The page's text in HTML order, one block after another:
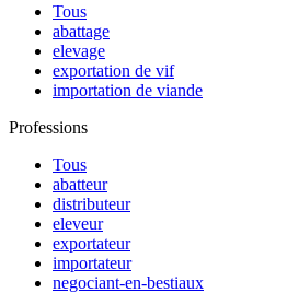
Tous
abattage
elevage
exportation de vif
importation de viande
Professions
Tous
abatteur
distributeur
eleveur
exportateur
importateur
negociant-en-bestiaux